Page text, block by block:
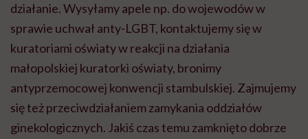
działanie. Wysyłamy apele np. do wojewodów w
sprawie uchwał anty-LGBT, kontaktujemy się w
kuratoriami oświaty w reakcji na działania
małopolskiej kuratorki oświaty, bronimy
antyprzemocowej konwencji stambulskiej. Zajmujemy
się też przeciwdziałaniem zamykania oddziałów
ginekologicznych. Jakiś czas temu zamknięto dobrze